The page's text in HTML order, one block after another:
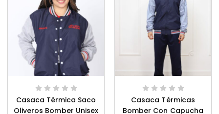
Casaca Térmica Saco
Oliveros Bomber Unisex
Casaca Térmicas
Bomber Con Capucha